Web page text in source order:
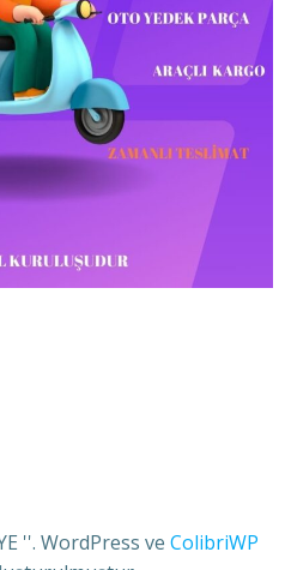
''. WordPress ve ColibriWP